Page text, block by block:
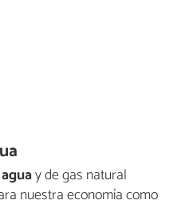
y de gas natural
nuestra economía como